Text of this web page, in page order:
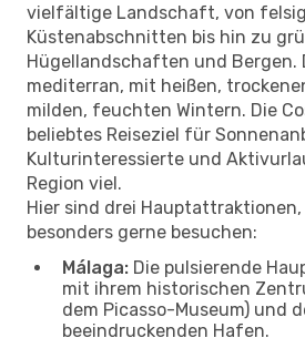
vielfältige Landschaft, von
Küstenabschnitten bis hin zu
Hügellandschaften und Bergen.
mediterran, mit heißen,
milden, feuchten Wintern. Die
beliebtes Reiseziel für
Kulturinteressierte und
Region viel.
Hier sind drei
besonders gerne besuchen:
Málaga: Die pulsierende
mit ihrem historischen
dem Picasso-Museum) und
beeindruckenden Hafen.